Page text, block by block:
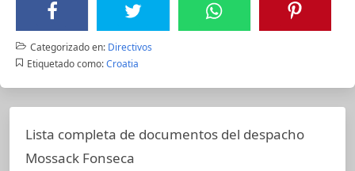
Categorizado en: Directivos
Etiquetado como: Croatia
Lista completa de documentos del despacho
Mossack Fonseca